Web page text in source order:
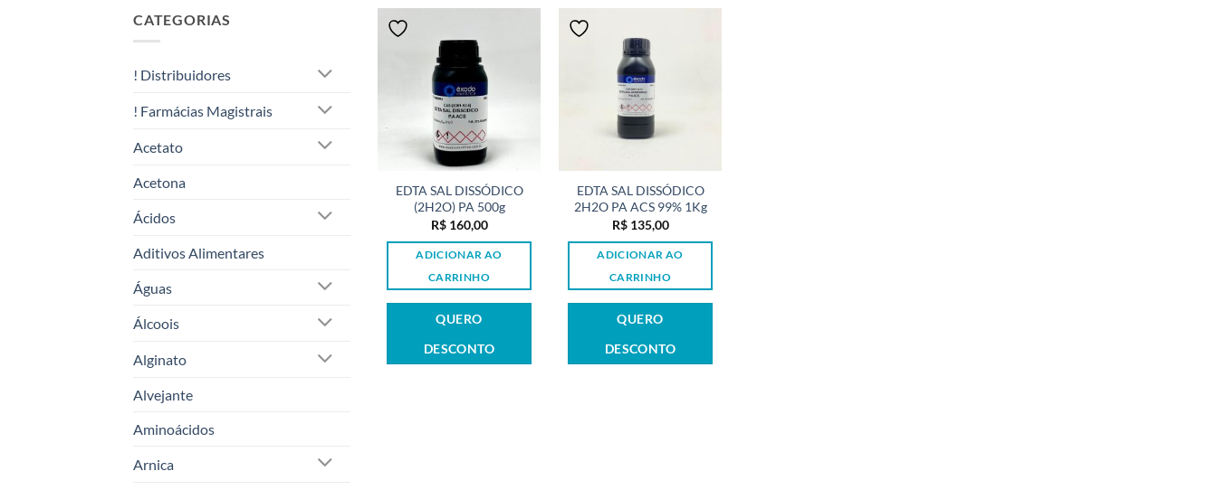
CATEGORIAS
! Distribuidores
! Farmácias Magistrais
Acetato
Acetona
Ácidos
Aditivos Alimentares
Águas
Álcoois
Alginato
Alvejante
Aminoácidos
Arnica
EDTA SAL DISSÓDICO
(2H2O) PA 500g
R$160,00
ADICIONAR AO
CARRINHO
QUERO
DESCONTO
EDTA SAL DISSÓDICO
2H2O PA ACS 99% 1Kg
R$135,00
ADICIONAR AO
CARRINHO
QUERO
DESCONTO